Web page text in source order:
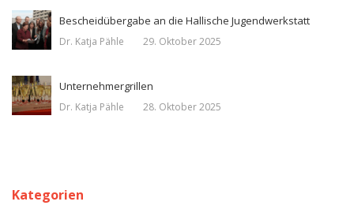
Bescheidübergabe an die Hallische Jugendwerkstatt
Dr. Katja Pähle 29. Oktober 2025
Unternehmergrillen
Dr. Katja Pähle 28. Oktober 2025
Kategorien